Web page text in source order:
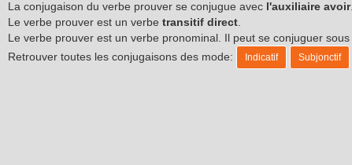
La conjugaison du verbe prouver se conjugue avec l'auxiliaire avoir.
Le verbe prouver est un verbe transitif direct
Le verbe prouver est un verbe pronominal. Il peut se conjuguer
Retrouver toutes les conjugaisons des mode:
Indicatif Subjonctif